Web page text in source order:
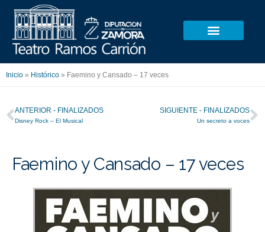
contenido
Inicio » Histórico » Faemino y Cansado – 17 veces
Ant
ANTERIOR - FINALIZADOS
Disney Rock – El Musical
SIGUIENTE - FINALIZADOS
Un secreto a voces
Faemino y Cansado – 17 veces